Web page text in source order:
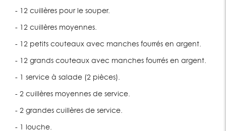
- 12 cuillères pour le souper.
- 12 cuillères moyennes.
- 12 petits couteaux avec manches fourrés en argent.
- 12 grands couteaux avec manches fourrés en argent.
- 1 service à salade (2 pièces).
- 2 cuillères moyennes de service.
- 2 grandes cuillères de service.
- 1 louche.